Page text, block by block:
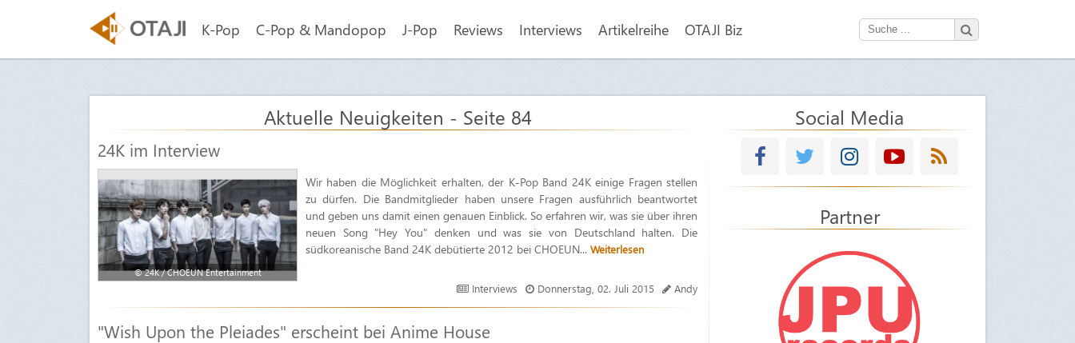
K-Pop C-Pop & Mandopop J-Pop Reviews Interviews Artikelreihe OTAJI Biz
Aktuelle Neuigkeiten - Seite 84
24K im Interview
© 24K / CHOEUN Entertainment
Wir haben die Möglichkeit erhalten, der K-Pop Band 24K einige Fragen stellen
zu dürfen. Die Bandmitglieder haben unsere Fragen ausführlich beantwortet
und geben uns damit einen genauen Einblick. So erfahren wir, was sie über ihren
neuen Song "Hey You" denken und was sie von Deutschland halten. Die
südkoreanische Band 24K debütierte 2012 bei CHOEUN... Weiterlesen
Interviews Donnerstag, 02. Juli 2015 Andy
"Wish Upon the Pleiades" erscheint bei Anime House
Social Media
Partner